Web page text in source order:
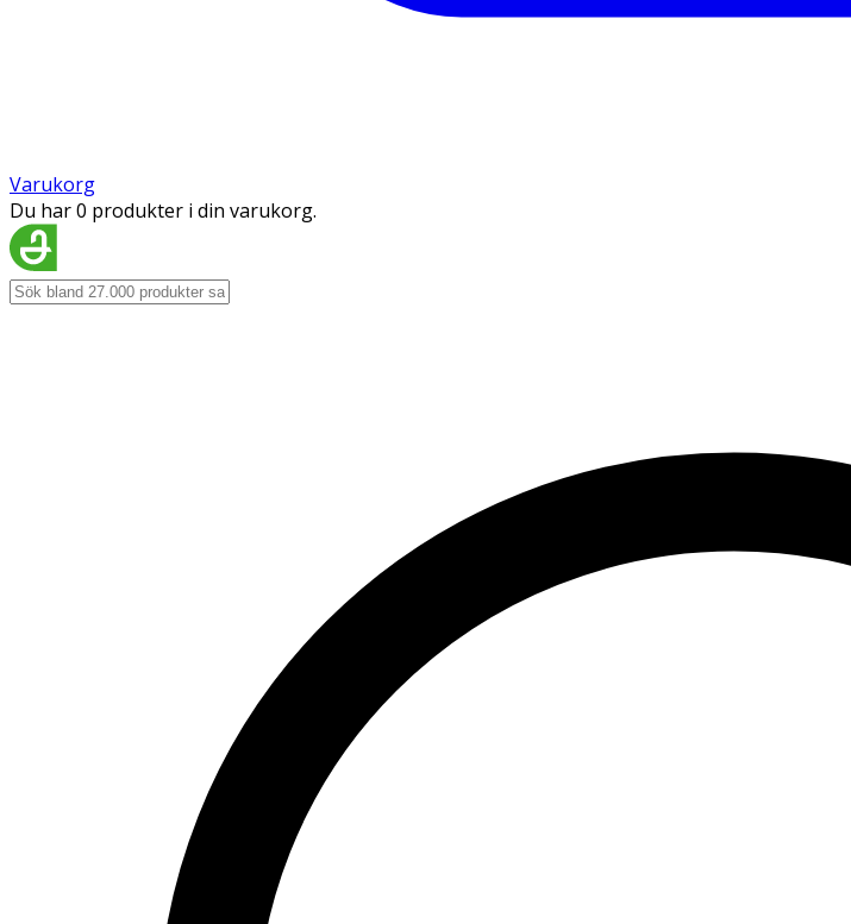
Varukorg
Du har 0 produkter i din varukorg.